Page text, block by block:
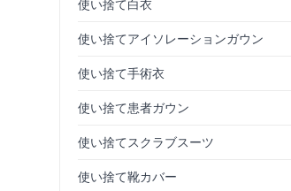
使い捨て白衣
使い捨てアイソレーションガウン
使い捨て手術衣
使い捨て患者ガウン
使い捨てスクラブスーツ
使い捨て靴カバー